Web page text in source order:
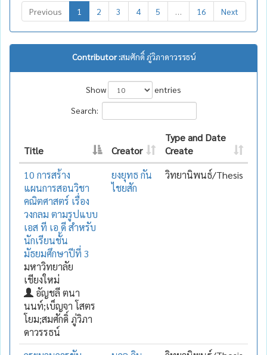
Previous
1 2 3 4 5 16 Next
Contributor :สมศักดิ์ ภู่วิภาดาวรรธน์
Show
entries
Search:
Title Creator
Type and Date
Create
10 การสร้าง
แผนการสอนวิชา
คณิตศาสตร์ เรื่อง
วงกลม ตามรูปแบบ
เอส ที เอ ดี สำหรับ
นักเรียนชั้น
มัธยมศึกษาปีที่ 3
มหาวิทยาลัย
เชียงใหม่
อัญชลี ตนา
นนท์;เบ็ญจา โสตร
โยม;สมศักดิ์ ภู่วิภา
ดาวรรธน์
ยงยุทธ กัน
ไชยสัก
วิทยานิพนธ์/Thesis